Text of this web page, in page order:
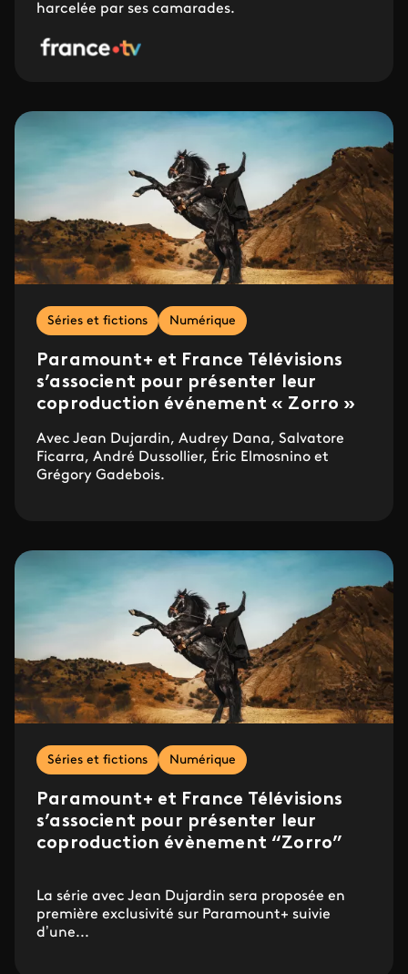
harcelée par ses camarades.
Séries et fictions Numérique
Paramount+ et France Télévisions
s’associent pour présenter leur
coproduction événement « Zorro »
Avec Jean Dujardin, Audrey Dana, Salvatore
Ficarra, André Dussollier, Éric Elmosnino et
Grégory Gadebois.
Séries et fictions Numérique
Paramount+ et France Télévisions
s’associent pour présenter leur
coproduction évènement “Zorro”
La série avec Jean Dujardin sera proposée en
première exclusivité sur Paramount+ suivie
d’une...